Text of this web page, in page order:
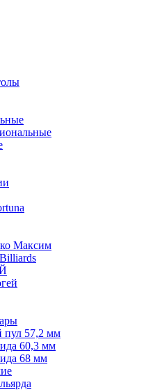
Максим
пул 57,2 мм
60,3 мм
68 мм